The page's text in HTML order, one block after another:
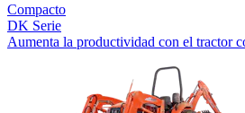
Compacto
DK Serie
Aumenta la productividad con el tractor